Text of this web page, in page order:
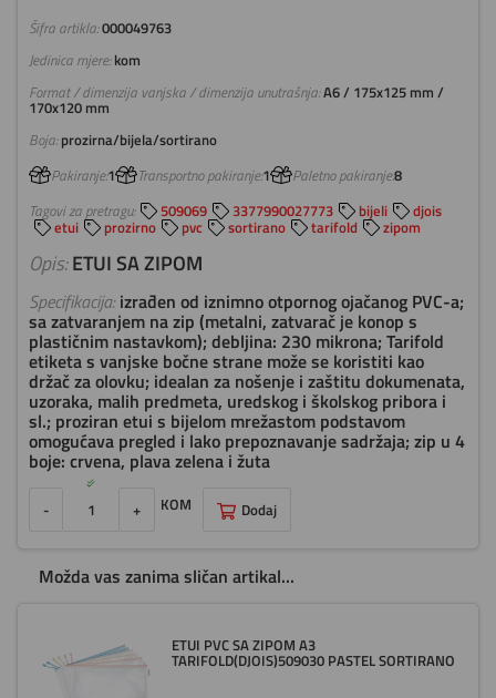
Šifra artikla:000049763
Jedinica mjere: kom
Opis:ETUI SA ZIPOM
Specifikacija:izrađen od iznimno otpornog ojačanog PVC-a;
sa zatvaranjem na zip (metalni, zatvarač je konop s
plastičnim nastavkom); debljina: 230 mikrona; Tarifold
etiketa s vanjske bočne strane može se koristiti kao
držač za olovku; idealan za nošenje i zaštitu dokumenata,
uzoraka, malih predmeta, uredskog i školskog pribora i
sl.; proziran etui s bijelom mrežastom podstavom
omogućava pregled i lako prepoznavanje sadržaja; zip u 4
boje: crvena, plava zelena i žuta
Format / dimenzija vanjska / dimenzija unutrašnja:A6 / 175x125 mm /
170x120 mm
Boja:prozirna/bijela/sortirano
Tagovi za pretragu: 509069 3377990027773 bijeli djois
etui prozirno pvc sortirano tarifold zipom
Pakiranje:1 Transportno pakiranje:1 Paletno pakiranje:8
- + KOM Dodaj
Možda vas zanima sličan artikal...
ETUI PVC SA ZIPOM A3
TARIFOLD(DJOIS)509030 PASTEL SORTIRANO